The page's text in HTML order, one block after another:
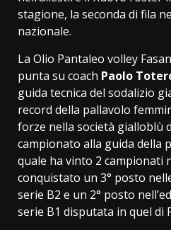
stagione, la seconda di fila
nazionale.
La Olio Pantaleo volley
punta su coach Paolo
guida tecnica del sodalizio
record della pallavolo
forze nella società gialloblù
campionato alla guida della
quale ha vinto 2 campionati
conquistato un 3° posto
serie B2 e un 2° posto
serie B1 disputata in quel di